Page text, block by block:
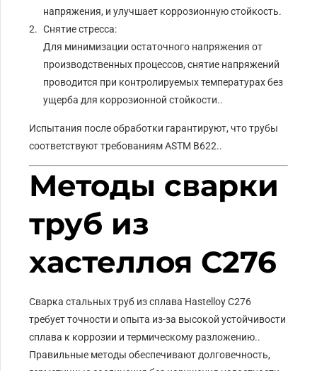
напряжения, и улучшает коррозионную стойкость.
Снятие стресса:
Для минимизации остаточного напряжения от
производственных процессов, снятие напряжений
проводится при контролируемых температурах без
ущерба для коррозионной стойкости..
Испытания после обработки гарантируют, что трубы
соответствуют требованиям ASTM B622..
Методы сварки
труб из
хастеллоя C276
Сварка стальных труб из сплава Hastelloy C276
требует точности и опыта из-за высокой устойчивости
сплава к коррозии и термическому разложению..
Правильные методы обеспечивают долговечность,